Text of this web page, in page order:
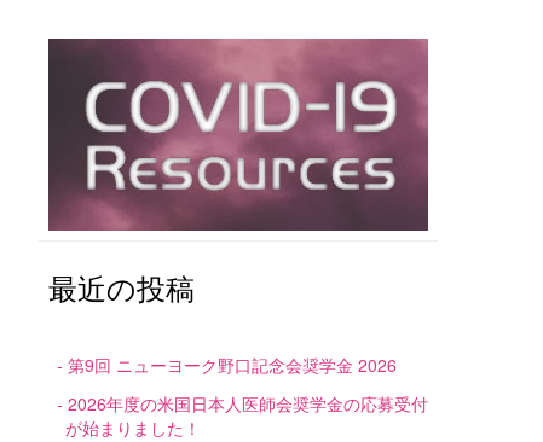
最近の投稿
第9回 ニューヨーク野口記念会奨学金 2026
2026年度の米国日本人医師会奨学金の応募受付
が始まりました！